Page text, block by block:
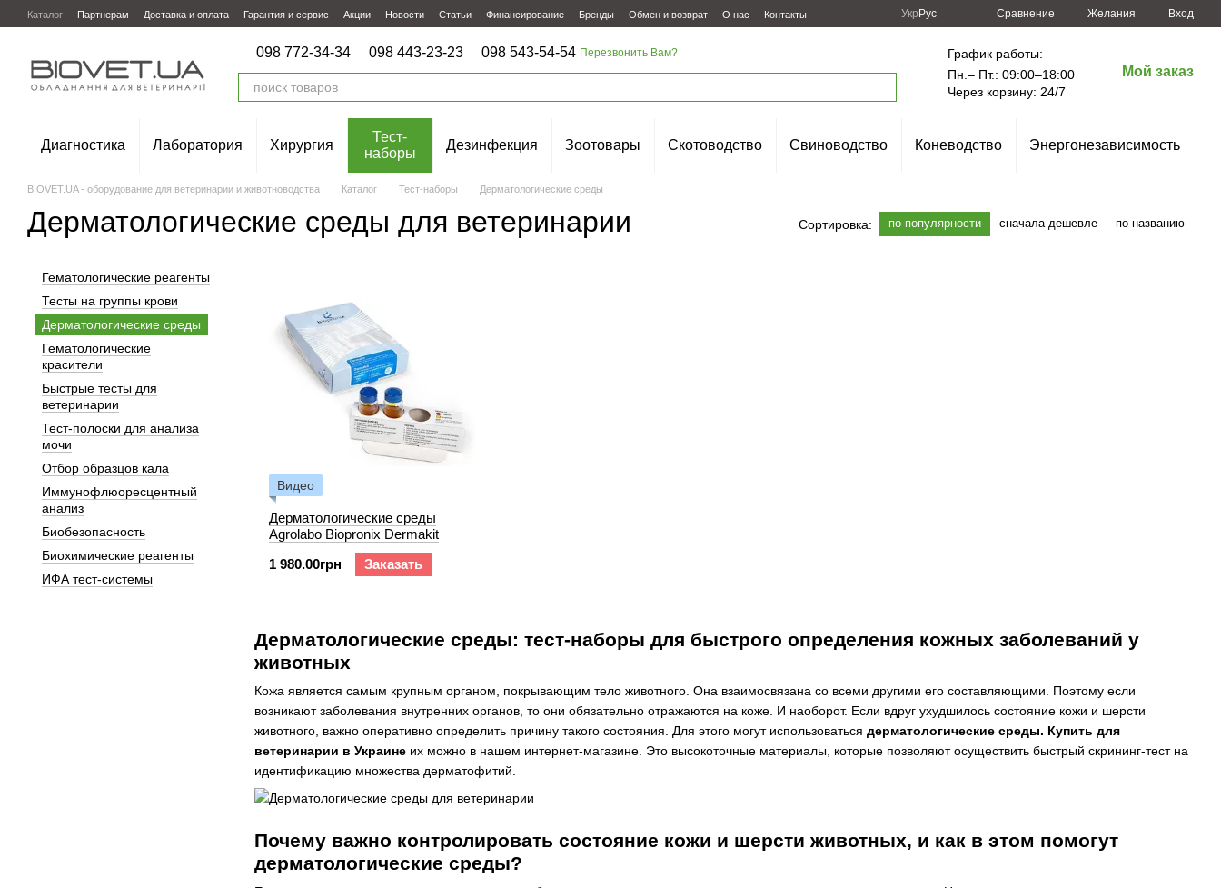
Перейти к основному контенту
Каталог Партнерам Доставка и оплата Гарантия и сервис Акции Новости Статьи Финансирование Бренды Обмен и возврат О нас Контакты Укр Рус Сравнение Желания Вход
098 772-34-34 098 443-23-23 098 543-54-54 Перезвонить Вам?
График работы:
Пн.– Пт.: 09:00–18:00
Через корзину: 24/7
Мой заказ
Диагностика Лаборатория Хирургия
Тест-
наборы
Дезинфекция Зоотовары Скотоводство Свиноводство Коневодство Энергонезависимость
BIOVET.UA - оборудование для ветеринарии и животноводства Каталог Тест-наборы Дерматологические среды
Дерматологические среды для ветеринарии Сортировка: по популярности сначала дешевле по названию
Дерматологические среды: тест-наборы для быстрого определения кожных заболеваний у
животных
Кожа является самым крупным органом, покрывающим тело животного. Она взаимосвязана со всеми другими его составляющими. Поэтому если
возникают заболевания внутренних органов, то они обязательно отражаются на коже. И наоборот. Если вдруг ухудшилось состояние кожи и шерсти
животного, важно оперативно определить причину такого состояния. Для этого могут использоваться дерматологические среды. Купить для
ветеринарии в Украине их можно в нашем интернет-магазине. Это высокоточные материалы, которые позволяют осуществить быстрый скрининг-тест на
идентификацию множества дерматофитий.
Почему важно контролировать состояние кожи и шерсти животных, и как в этом помогут
дерматологические среды?
Видео
Дерматологические среды
Agrolabo Biopronix Dermakit
1 980.00грн
Заказать
Гематологические реагенты
Тесты на группы крови
Дерматологические среды
Гематологические
красители
Быстрые тесты для
ветеринарии
Тест-полоски для анализа
мочи
Отбор образцов кала
Иммунофлюоресцентный
анализ
Биобезопасность
Биохимические реагенты
ИФА тест-системы